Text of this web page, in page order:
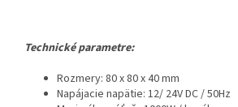
Technické parametre:
Rozmery: 80 x 80 x 40 mm
Napájacie napätie: 12/ 24V DC / 50Hz